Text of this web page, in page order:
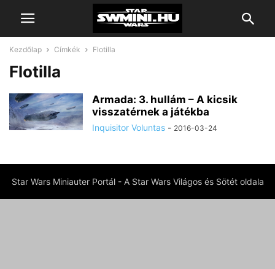
Kezdőlap Címkék Flotilla
Flotilla
Armada: 3. hullám – A kicsik
visszatérnek a játékba
Inquisitor Voluntas - 2016-03-24
Star Wars Miniauter Portál - A Star Wars Világos és Sötét oldala